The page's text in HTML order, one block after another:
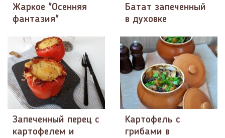
Жаркое "Осенняя
фантазия"
Батат запеченный
в духовке
Запеченный перец с
картофелем и
Картофель с
грибами в